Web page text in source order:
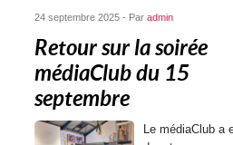
24 septembre 2025 - Paradmin
Retour sur la soirée
médiaClub du 15
septembre
Le médiaClub a